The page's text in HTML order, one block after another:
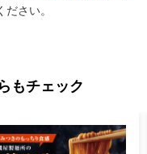
さい。
もチェック